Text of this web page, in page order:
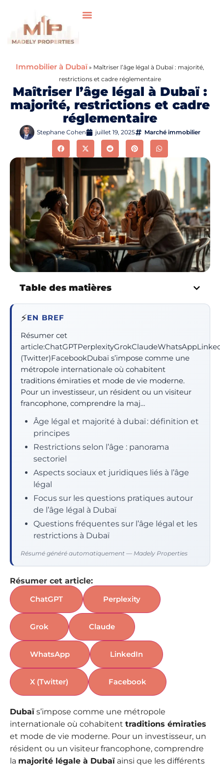
Immobilier à Dubaï » Maîtriser l’âge légal à Dubaï : majorité,
restrictions et cadre réglementaire
Maîtriser l’âge légal à Dubaï :
majorité, restrictions et cadre
réglementaire
Stephane Cohen juillet 19, 2025 Marché immobilier
Table des matières
⚡EN BREF
Résumer cet
(Twitter)FacebookDubaï s’impose comme une
métropole internationale où cohabitent
traditions émiraties et mode de vie moderne.
Pour un investisseur, un résident ou un visiteur
francophone, comprendre la maj…
Âge légal et majorité à dubaï : définition et
principes
Restrictions selon l’âge : panorama
sectoriel
Aspects sociaux et juridiques liés à l’âge
légal
Focus sur les questions pratiques autour
de l’âge légal à Dubaï
Questions fréquentes sur l’âge légal et les
restrictions à Dubaï
Résumé généré automatiquement — Madely Properties
Résumer cet article:
ChatGPT
Perplexity
Grok Claude
WhatsApp LinkedIn
X (Twitter) Facebook
Dubaï s’impose comme une métropole
internationale où cohabitent traditions émiraties
et mode de vie moderne. Pour un investisseur, un
résident ou un visiteur francophone, comprendre
la majorité légale à Dubaï ainsi que les différents